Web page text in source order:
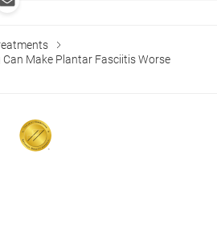
Make Plantar Fasciitis Worse